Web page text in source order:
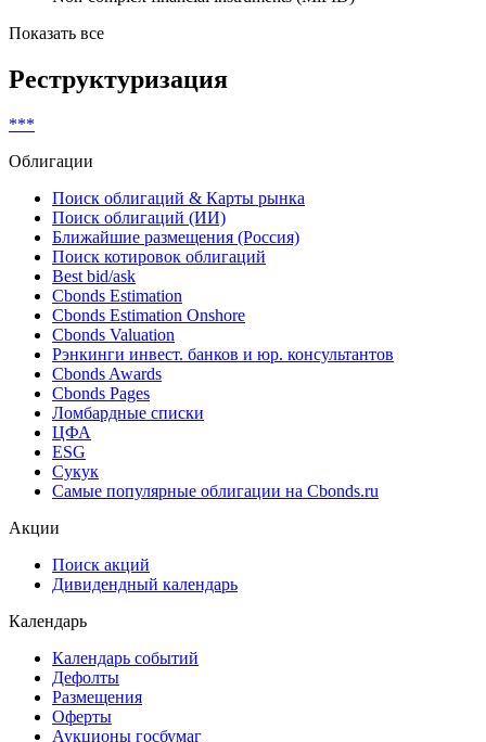
Дисконтные
Ранг: Undefined
Реструктуризация
Облигации
Поиск облигаций & Карты рынка
Поиск облигаций (ИИ)
Ближайшие размещения (Россия)
Поиск котировок облигаций
Best bid/ask
Cbonds Estimation
Cbonds Estimation Onshore
Cbonds Valuation
Рэнкинги инвест. банков и юр. консультантов
Cbonds Awards
Cbonds Pages
Ломбардные списки
ESG
Самые популярные облигации на Cbonds.ru
Дивидендный календарь
Календарь
Календарь событий